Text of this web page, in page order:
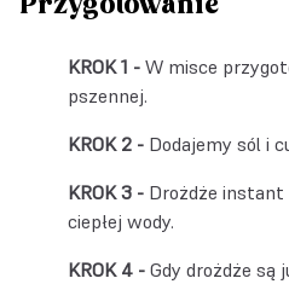
W misce
pszennej.
Dodajemy sól i
Drożdże instant
ciepłej wody.
Gdy drożdże są